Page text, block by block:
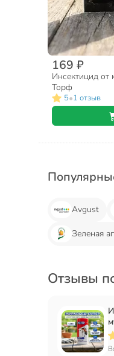
169 ₽
Инсектицид от
Торф
5•1 отзыв
Avgust
Зеленая
Отзывы